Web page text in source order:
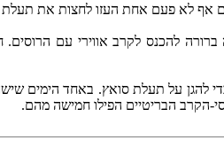
אף לא פעם אחת העזו לחצות את
להכנס לקרב אווירי עם
בשמי מצרים ובשמי סיני – כדי להגן על
הקרב הבריטיים הפילו חמישה מהם.